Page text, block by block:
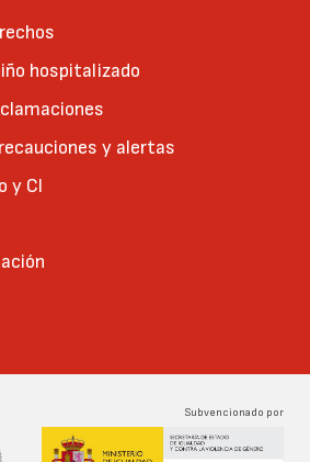
hospitalizado
y alertas
y CI
Subvencionado por